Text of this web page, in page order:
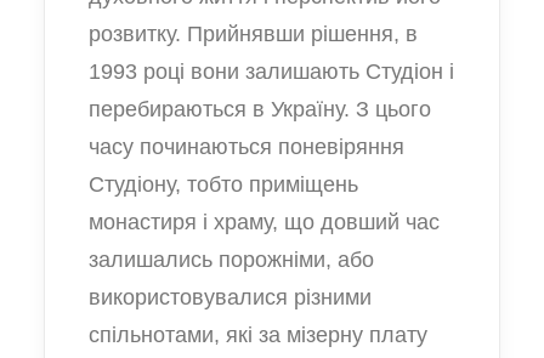
розвитку. Прийнявши рішення, в
1993 році вони залишають Студіон і
перебираються в Україну. З цього
часу починаються поневіряння
Студіону, тобто приміщень
монастиря і храму, що довший час
залишались порожніми, або
використовувалися різними
спільнотами, які за мізерну плату